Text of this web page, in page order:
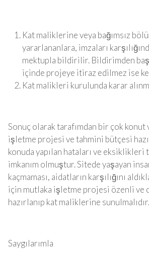
Kat maliklerine veya bağımsız
yararlananlara, imzaları
mektupla bildirilir. Bildirimden
içinde projeye itiraz edilmez ise
Kat malikleri kurulunda karar
Sonuç olarak tarafımdan bir çok konut
işletme projesi ve tahmini bütçesi
konuda yapılan hataları ve eksiklikleri
imkanım olmuştur. Sitede yaşayan
kaçmaması, aidatların karşılığını
için mutlaka işletme projesi özenli ve
hazırlanıp kat maliklerine sunulmalıdır.
Saygılarımla